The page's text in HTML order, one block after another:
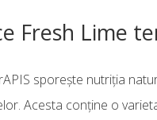
Fresh Lime
sporește nutriția
Acesta conține o